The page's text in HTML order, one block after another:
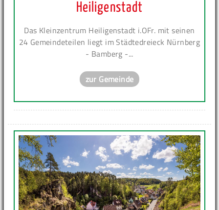
Heiligenstadt
Das Kleinzentrum Heiligenstadt i.OFr. mit seinen
24 Gemeindeteilen liegt im Städtedreieck Nürnberg
- Bamberg -...
zur Gemeinde